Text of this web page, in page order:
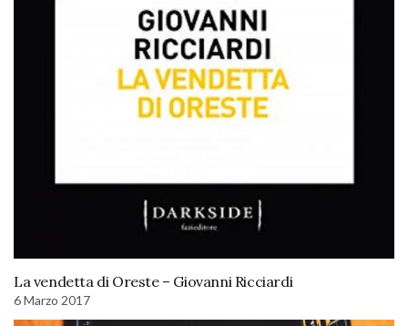
La vendetta di Oreste – Giovanni Ricciardi
6 Marzo 2017